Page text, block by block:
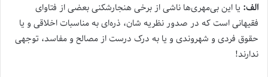
الف: یا این بی‌مهری‌ها ناشی از برخی هنجارشکنی بعضی از فتاوای
فقیهانی است که در صدور نظریه شان، ذره‌ای به مناسبات اخلاقی و یا
حقوق فردی و شهروندی و یا به درک درست از مصالح و مفاسد، توجهی
ندارند!